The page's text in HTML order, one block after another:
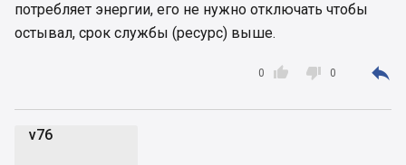
потребляет энергии, его не нужно отключать чтобы
остывал, срок службы (ресурс) выше.

0  0 
v76